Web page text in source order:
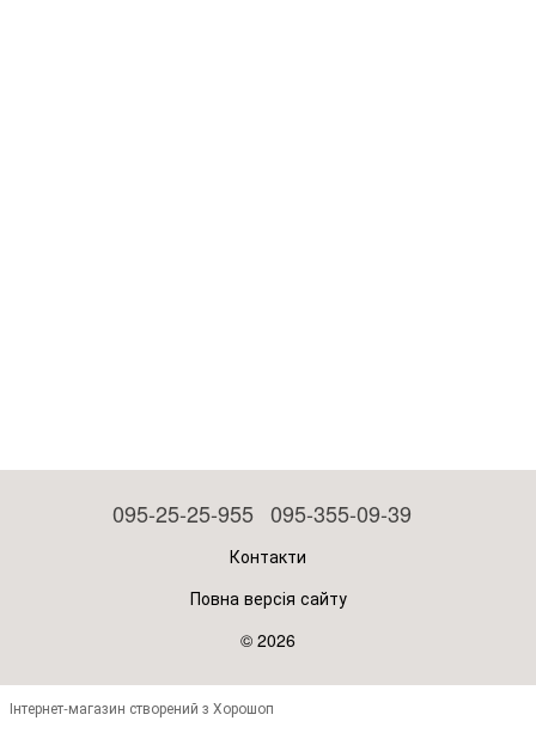
095-25-25-955 095-355-09-39
Контакти
Повна версія сайту
© 2026
Інтернет-магазин створений з Хорошоп